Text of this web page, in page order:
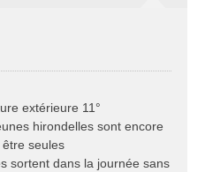
extérieure 11°
hirondelles sont encore
seules
sortent dans la journée sans